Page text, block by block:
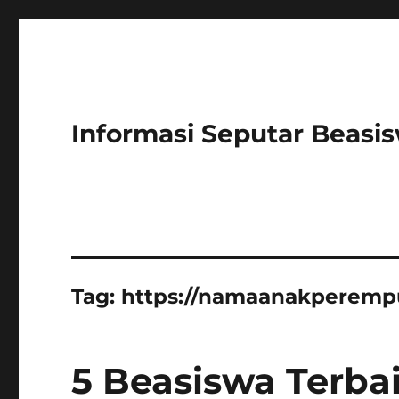
Informasi Seputar
Tag: https://
5 Beasiswa